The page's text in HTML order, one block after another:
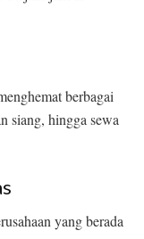
berbagai
siang, hingga sewa
yang berada